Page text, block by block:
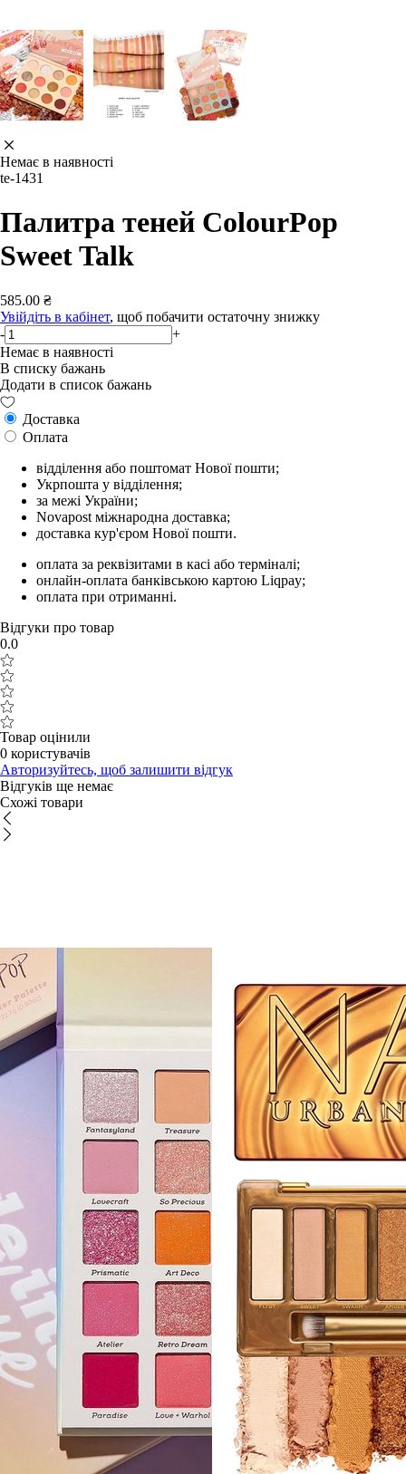
Немає в наявності
te-1431
Палитра теней ColourPop
Sweet Talk
585.00 ₴
Увійдіть в кабінет, щоб побачити остаточну знижку
-
+
Немає в наявності
В списку бажань
Додати в список бажань
Доставка
Оплата
відділення або поштомат Нової пошти;
Укрпошта у відділення;
за межі України;
Novapost міжнародна доставка;
доставка кур'єром Нової пошти.
оплата за реквізитами в касі або терміналі;
онлайн-оплата банківською картою Liqpay;
оплата при отриманні.
Відгуки про товар
0.0
Товар оцінили
0 користувачів
Авторизуйтесь, щоб залишити відгук
Відгуків ще немає
Схожі товари